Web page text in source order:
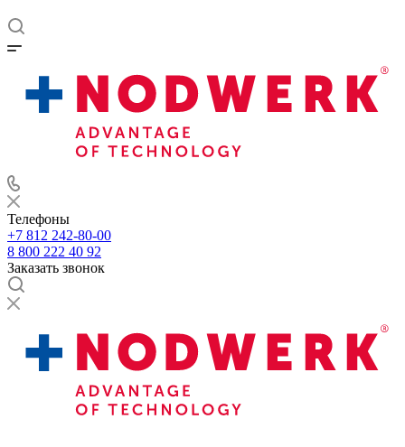
Телефоны
+7 812 242-80-00
8 800 222 40 92
Заказать звонок